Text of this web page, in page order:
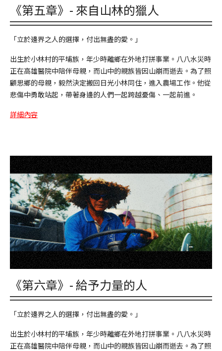
《第五章》- 來自山林的獵人
「立於邊界之人的選擇，付出無盡的愛。」
出生於小林村的平埔族，年少時離鄉在外地打拼事業。八八水災時
正在高雄醫院中陪伴母親，而山中的親族皆因山崩而逝去。為了照
顧思鄉的母親，毅然決定搬回日光小林同住，進入農場工作。他從
悲傷中勇敢站起，帶著身邊的人們一起跨越憂傷、一起前進。
詳細內容
《第六章》- 給予力量的人
「立於邊界之人的選擇，付出無盡的愛。」
出生於小林村的平埔族，年少時離鄉在外地打拼事業。八八水災時
正在高雄醫院中陪伴母親，而山中的親族皆因山崩而逝去。為了照